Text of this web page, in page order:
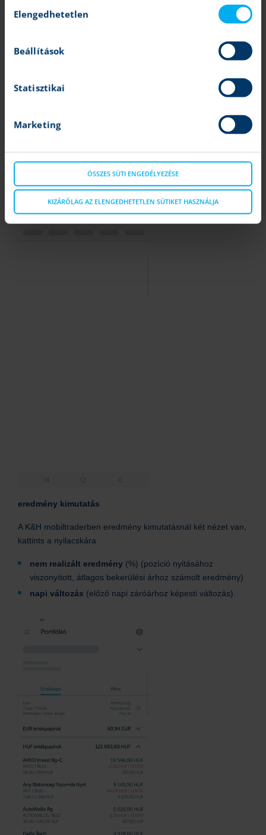
kiválasztása
Elengedhetetlen
Beállítások
Statisztikai
Marketing
ÖSSZES SÜTI ENGEDÉLYEZÉSE
KIZÁRÓLAG AZ ELENGEDHETETLEN SÜTIKET HASZNÁLJA
díjcsomagod
Kedvezőbb díjakon szeretnél kereskedni? Kövesd, hogy
mekkora forgalom szükséges, hogy aktiválódjanak számodra
a magasabb csomagok.
eredmény kimutatás
A K&H mobiltraderben eredmény kimutatásnál két nézet van,
kattints a nyilacskára
nem realizált eredmény (%) (pozíció nyitásához
viszonyított, átlagos bekerülési árhoz számolt eredmény)
napi változás (előző napi záróárhoz képesti változás).